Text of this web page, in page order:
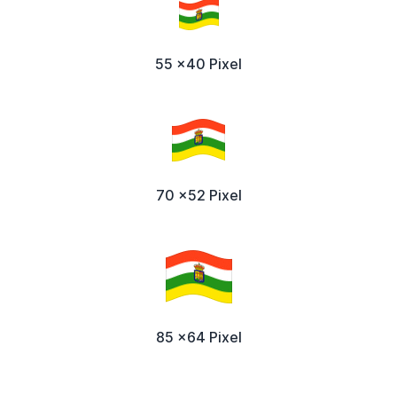
55 x40 Pixel
70 x52 Pixel
85 x64 Pixel